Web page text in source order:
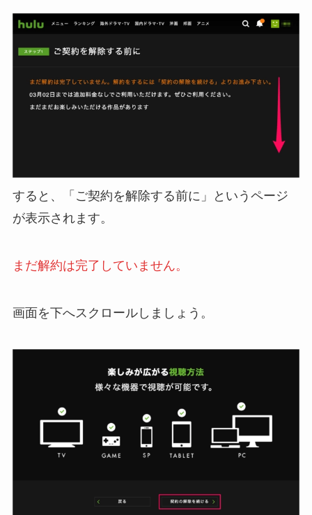
すると、「ご契約を解除する前に」というページ
が表示されます。
まだ解約は完了していません。
画面を下へスクロールしましょう。